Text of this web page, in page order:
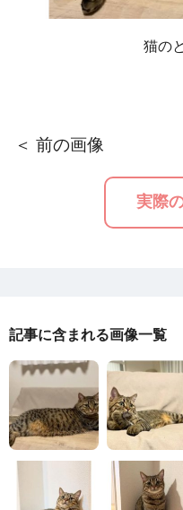
猫の
＜ 前の画像
実際
記事に含まれる画像一覧